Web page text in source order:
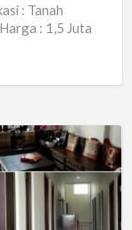
: Tanah
: 1,5 Juta